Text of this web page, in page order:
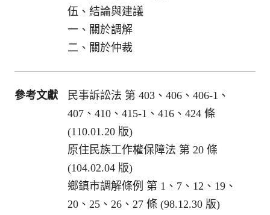
伍、結論與建議
一、關於調解
二、關於仲裁
參考文獻
民事訴訟法 第 403、406、406-1、
407、410、415-1、416、424 條
(110.01.20 版)
原住民族工作權保障法 第 20 條
(104.02.04 版)
鄉鎮市調解條例 第 1、7、12、19、
20、25、26、27 條 (98.12.30 版)